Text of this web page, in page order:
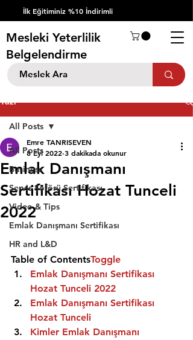
İlk Eğitiminiz %10 İndirimli
Mesleki Yeterlilik
Belgelendirme
Yazı
All Posts
Business
Servis Şöförü Sertifikası
Video & Tips
Emlak Danışmanı Sertifikası
HR and L&D
All Posts
Emlak Danışmanı
Sertifikası Hozat Tunceli
2022
Emre TANRISEVEN
8 Eyl 2022 3 dakikada okunur
Table of ContentsToggle
Emlak Danışmanı Sertifikası
Hozat Tunceli 2022
Emlak Danışmanı Sertifikası
Hozat Tunceli
Kimler Emlak Danışmanı